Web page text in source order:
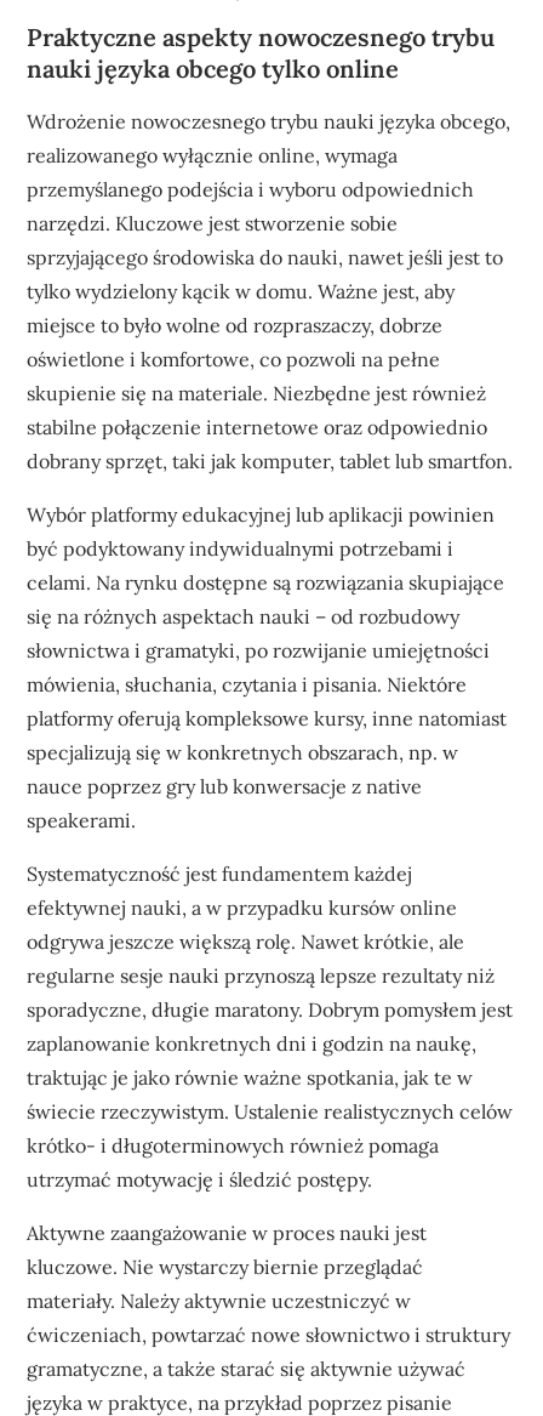
Praktyczne aspekty nowoczesnego trybu
nauki języka obcego tylko online
Wdrożenie nowoczesnego trybu nauki języka obcego,
realizowanego wyłącznie online, wymaga
przemyślanego podejścia i wyboru odpowiednich
narzędzi. Kluczowe jest stworzenie sobie
sprzyjającego środowiska do nauki, nawet jeśli jest to
tylko wydzielony kącik w domu. Ważne jest, aby
miejsce to było wolne od rozpraszaczy, dobrze
oświetlone i komfortowe, co pozwoli na pełne
skupienie się na materiale. Niezbędne jest również
stabilne połączenie internetowe oraz odpowiednio
dobrany sprzęt, taki jak komputer, tablet lub smartfon.
Wybór platformy edukacyjnej lub aplikacji powinien
być podyktowany indywidualnymi potrzebami i
celami. Na rynku dostępne są rozwiązania skupiające
się na różnych aspektach nauki – od rozbudowy
słownictwa i gramatyki, po rozwijanie umiejętności
mówienia, słuchania, czytania i pisania. Niektóre
platformy oferują kompleksowe kursy, inne natomiast
specjalizują się w konkretnych obszarach, np. w
nauce poprzez gry lub konwersacje z native
speakerami.
Systematyczność jest fundamentem każdej
efektywnej nauki, a w przypadku kursów online
odgrywa jeszcze większą rolę. Nawet krótkie, ale
regularne sesje nauki przynoszą lepsze rezultaty niż
sporadyczne, długie maratony. Dobrym pomysłem jest
zaplanowanie konkretnych dni i godzin na naukę,
traktując je jako równie ważne spotkania, jak te w
świecie rzeczywistym. Ustalenie realistycznych celów
krótko- i długoterminowych również pomaga
utrzymać motywację i śledzić postępy.
Aktywne zaangażowanie w proces nauki jest
kluczowe. Nie wystarczy biernie przeglądać
materiały. Należy aktywnie uczestniczyć w
ćwiczeniach, powtarzać nowe słownictwo i struktury
gramatyczne, a także starać się aktywnie używać
języka w praktyce, na przykład poprzez pisanie